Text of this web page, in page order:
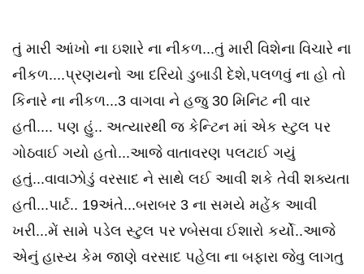
તું મારી આંખો ના ઇશારે ના નીકળ...તું મારી વિશેના વિચારે ના
નીકળ....પ્રણયનો આ દરિયો ડુબાડી દેશે,પલળવું ના હો તો
કિનારે ના નીકળ...3 વાગવા ને હજુ 30 મિનિટ ની વાર
હતી.... પણ હું.. અત્યારથી જ કેન્ટિન માં એક સ્ટુલ પર
ગોઠવાઈ ગયો હતો...આજે વાતાવરણ પલટાઈ ગયું
હતું...વાવાઝોડું વરસાદ ને સાથે લઈ આવી શકે તેવી શક્યતા
હતી...પાર્ટ.. 19અંતે...બરાબર 3 ના સમયે મહેંક આવી
ખરી...મેં સામે પડેલ સ્ટુલ પર vબેસવા ઈશારો કર્યો..આજે
એનું હાસ્ય કેમ જાણે વરસાદ પહેલા ના બફારા જેવુ લાગતુ